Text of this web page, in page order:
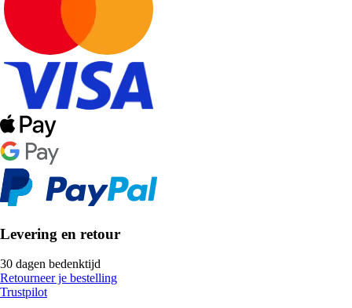
Levering en retour
30 dagen bedenktijd
Retourneer je bestelling
Trustpilot